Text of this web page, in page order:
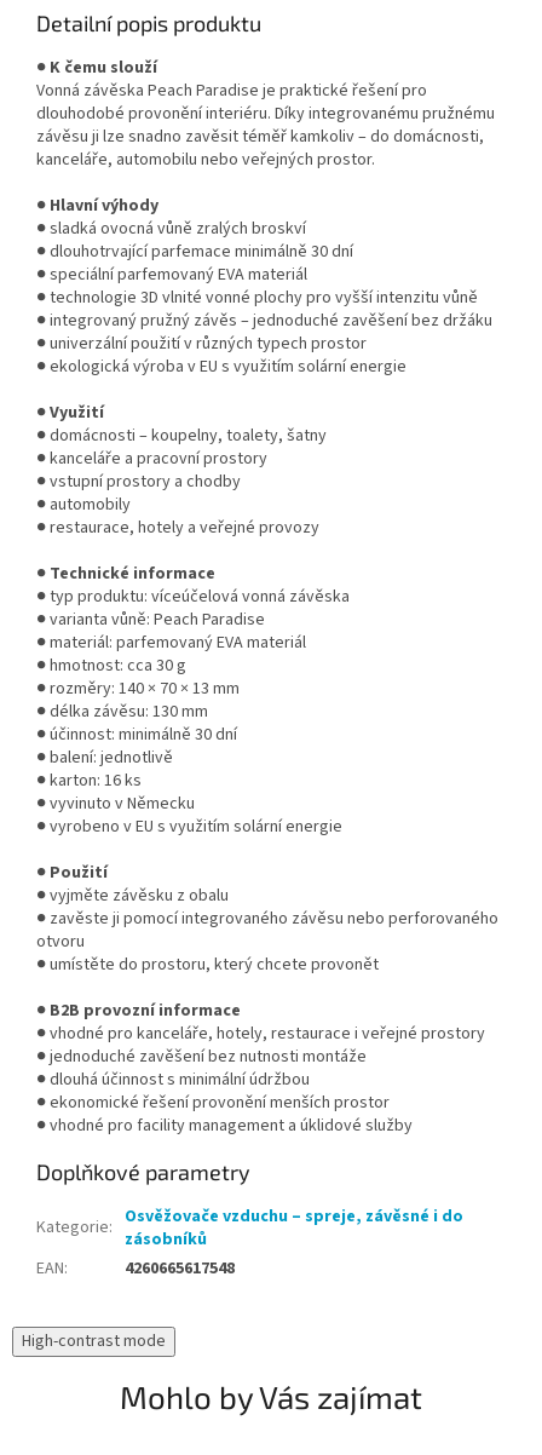
Detailní popis produktu
● K čemu slouží
Vonná závěska Peach Paradise je praktické řešení pro
dlouhodobé provonění interiéru. Díky integrovanému pružnému
závěsu ji lze snadno zavěsit téměř kamkoliv – do domácnosti,
kanceláře, automobilu nebo veřejných prostor.
● Hlavní výhody
● sladká ovocná vůně zralých broskví
● dlouhotrvající parfemace minimálně 30 dní
● speciální parfemovaný EVA materiál
● technologie 3D vlnité vonné plochy pro vyšší intenzitu vůně
● integrovaný pružný závěs – jednoduché zavěšení bez držáku
● univerzální použití v různých typech prostor
● ekologická výroba v EU s využitím solární energie
●Využití
● domácnosti – koupelny, toalety, šatny
● kanceláře a pracovní prostory
● vstupní prostory a chodby
● automobily
● restaurace, hotely a veřejné provozy
● Technické informace
● typ produktu: víceúčelová vonná závěska
● varianta vůně: Peach Paradise
● materiál: parfemovaný EVA materiál
● hmotnost: cca 30 g
● rozměry: 140 × 70 × 13 mm
● délka závěsu: 130 mm
● účinnost: minimálně 30 dní
● balení: jednotlivě
● karton: 16 ks
● vyvinuto v Německu
● vyrobeno v EU s využitím solární energie
● Použití
● vyjměte závěsku z obalu
● zavěste ji pomocí integrovaného závěsu nebo perforovaného
otvoru
● umístěte do prostoru, který chcete provonět
● B2B provozní informace
● vhodné pro kanceláře, hotely, restaurace i veřejné prostory
● jednoduché zavěšení bez nutnosti montáže
● dlouhá účinnost s minimální údržbou
● ekonomické řešení provonění menších prostor
● vhodné pro facility management a úklidové služby
Doplňkové parametry
Kategorie: Osvěžovače vzduchu – spreje, závěsné i do
zásobníků
EAN: 4260665617548
High-contrast mode
Mohlo by Vás zajímat